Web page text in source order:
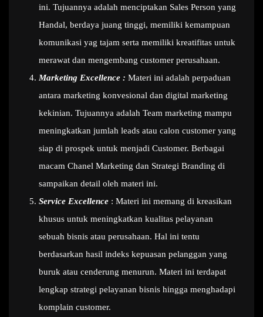
ini. Tujuannya adalah menciptakan Sales Person yang
Handal, berdaya juang tinggi, memiliki kemampuan
komunikasi yag tajam serta memiliki kreatifitas untuk
merawat dan mengembang customer perusahaan.
Marketing Excellence : Materi ini adalah perpaduan
antara marketing konvesional dan digital marketing
kekinian. Tujuannya adalah Team marketing mampu
meningkatkan jumlah leads atau calon customer yang
siap di prospek untuk menjadi Customer. Berbagai
macam Chanel Marketing dan Strategi Branding di
sampaikan detail oleh materi ini.
Service Excellence : Materi ini memang di kreasikan
khusus untuk meningkatkan kualitas pelayanan
sebuah bisnis atau perusahaan. Hal ini tentu
berdasarkan hasil indeks kepuasan pelanggan yang
buruk atau cenderung menurun. Materi ini terdapat
lengkap strategi pelayanan bisnis hingga menghadapi
komplain customer.